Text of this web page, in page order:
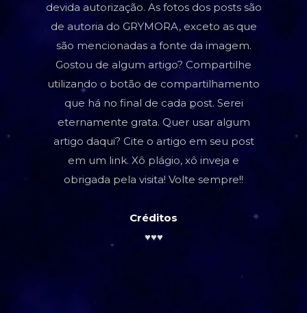
devida autorização. As fotos dos posts são
de autoria do GRYMORA, exceto as que
são mencionadas a fonte da imagem.
Gostou de algum artigo? Compartilhe
utilizando o botão de compartilhamento
que há no final de cada post. Serei
eternamente grata. Quer usar algum
artigo daqui? Cite o artigo em seu post
em um link. Xô plágio, xô inveja e
obrigada pela visita! Volte sempre!!
Créditos
♥♥♥